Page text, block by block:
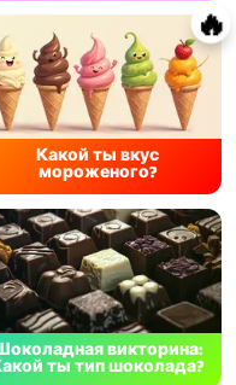
Какой ты вкус
мороженого?
🔥
викторина:
ты тип шоколада?